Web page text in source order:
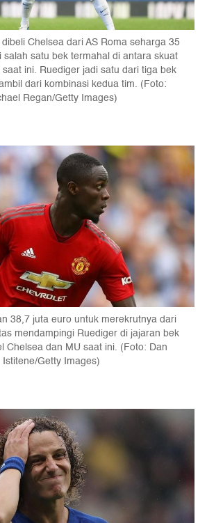
Chelsea dari AS Roma seharga 35
satu bek termahal di antara skuat
ini. Ruediger jadi satu dari tiga bek
dari kombinasi kedua tim. (Foto:
Regan/Getty Images)
38,7 juta euro untuk merekrutnya dari
mendampingi Ruediger di jajaran bek
Chelsea dan MU saat ini. (Foto: Dan
Istitene/Getty Images)